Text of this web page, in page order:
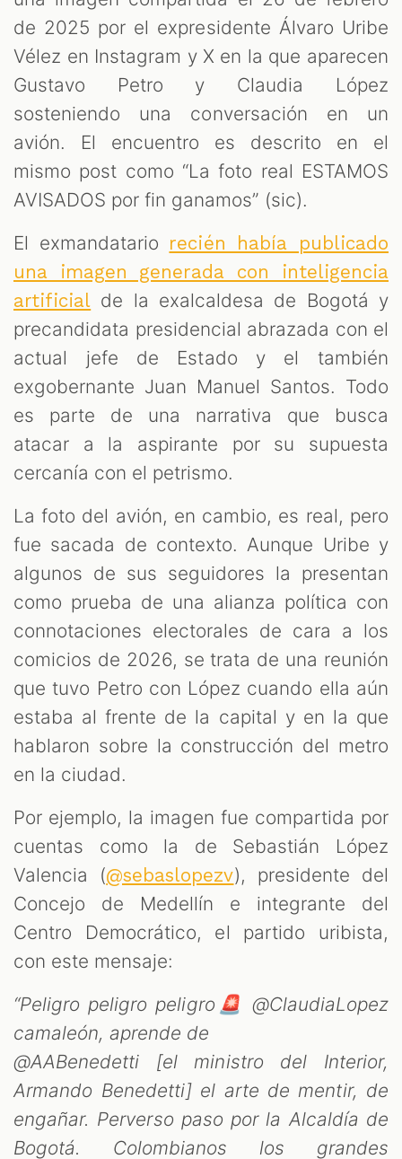
de 2025 por el expresidente Álvaro Uribe
Vélez en Instagram y X en la que aparecen
Gustavo Petro y Claudia López
sosteniendo una conversación en un
avión. El encuentro es descrito en el
mismo post como “La foto real ESTAMOS
AVISADOS por fin ganamos” (sic).
El exmandatario recién había publicado
una imagen generada con inteligencia
artificial de la exalcaldesa de Bogotá y
precandidata presidencial abrazada con el
actual jefe de Estado y el también
exgobernante Juan Manuel Santos. Todo
es parte de una narrativa que busca
atacar a la aspirante por su supuesta
cercanía con el petrismo.
La foto del avión, en cambio, es real, pero
fue sacada de contexto. Aunque Uribe y
algunos de sus seguidores la presentan
como prueba de una alianza política con
connotaciones electorales de cara a los
comicios de 2026, se trata de una reunión
que tuvo Petro con López cuando ella aún
estaba al frente de la capital y en la que
hablaron sobre la construcción del metro
en la ciudad.
Por ejemplo, la imagen fue compartida por
cuentas como la de Sebastián López
Valencia (@sebaslopezv), presidente del
Concejo de Medellín e integrante del
Centro Democrático, el partido uribista,
con este mensaje:
“Peligro peligro peligro🚨 @ClaudiaLopez
camaleón, aprende de
@AABenedetti [el ministro del Interior,
Armando Benedetti] el arte de mentir, de
engañar. Perverso paso por la Alcaldía de
Bogotá. Colombianos los grandes